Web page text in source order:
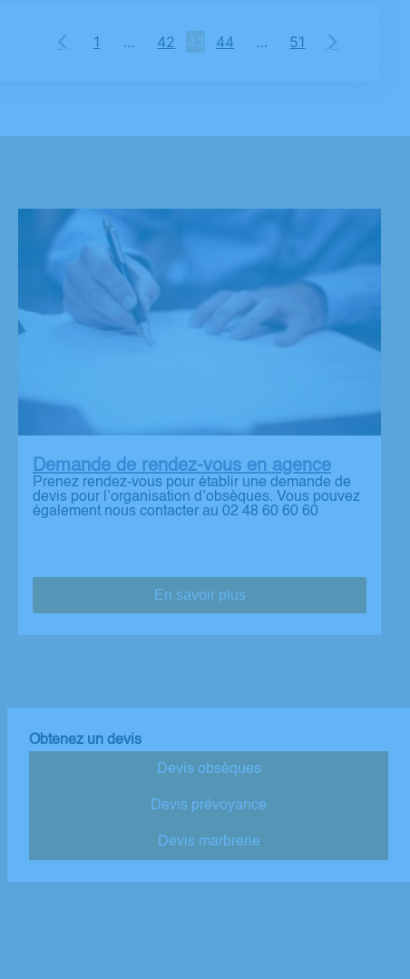
1 … 42 43 44 … 51
Demande de rendez-vous en agence
Prenez rendez-vous pour établir une demande de
devis pour l’organisation d’obsèques. Vous pouvez
également nous contacter au 02 48 60 60 60
En savoir plus
Obtenez un devis
Devis obsèques
Devis prévoyance
Devis marbrerie